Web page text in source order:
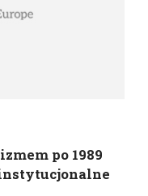
po 1989